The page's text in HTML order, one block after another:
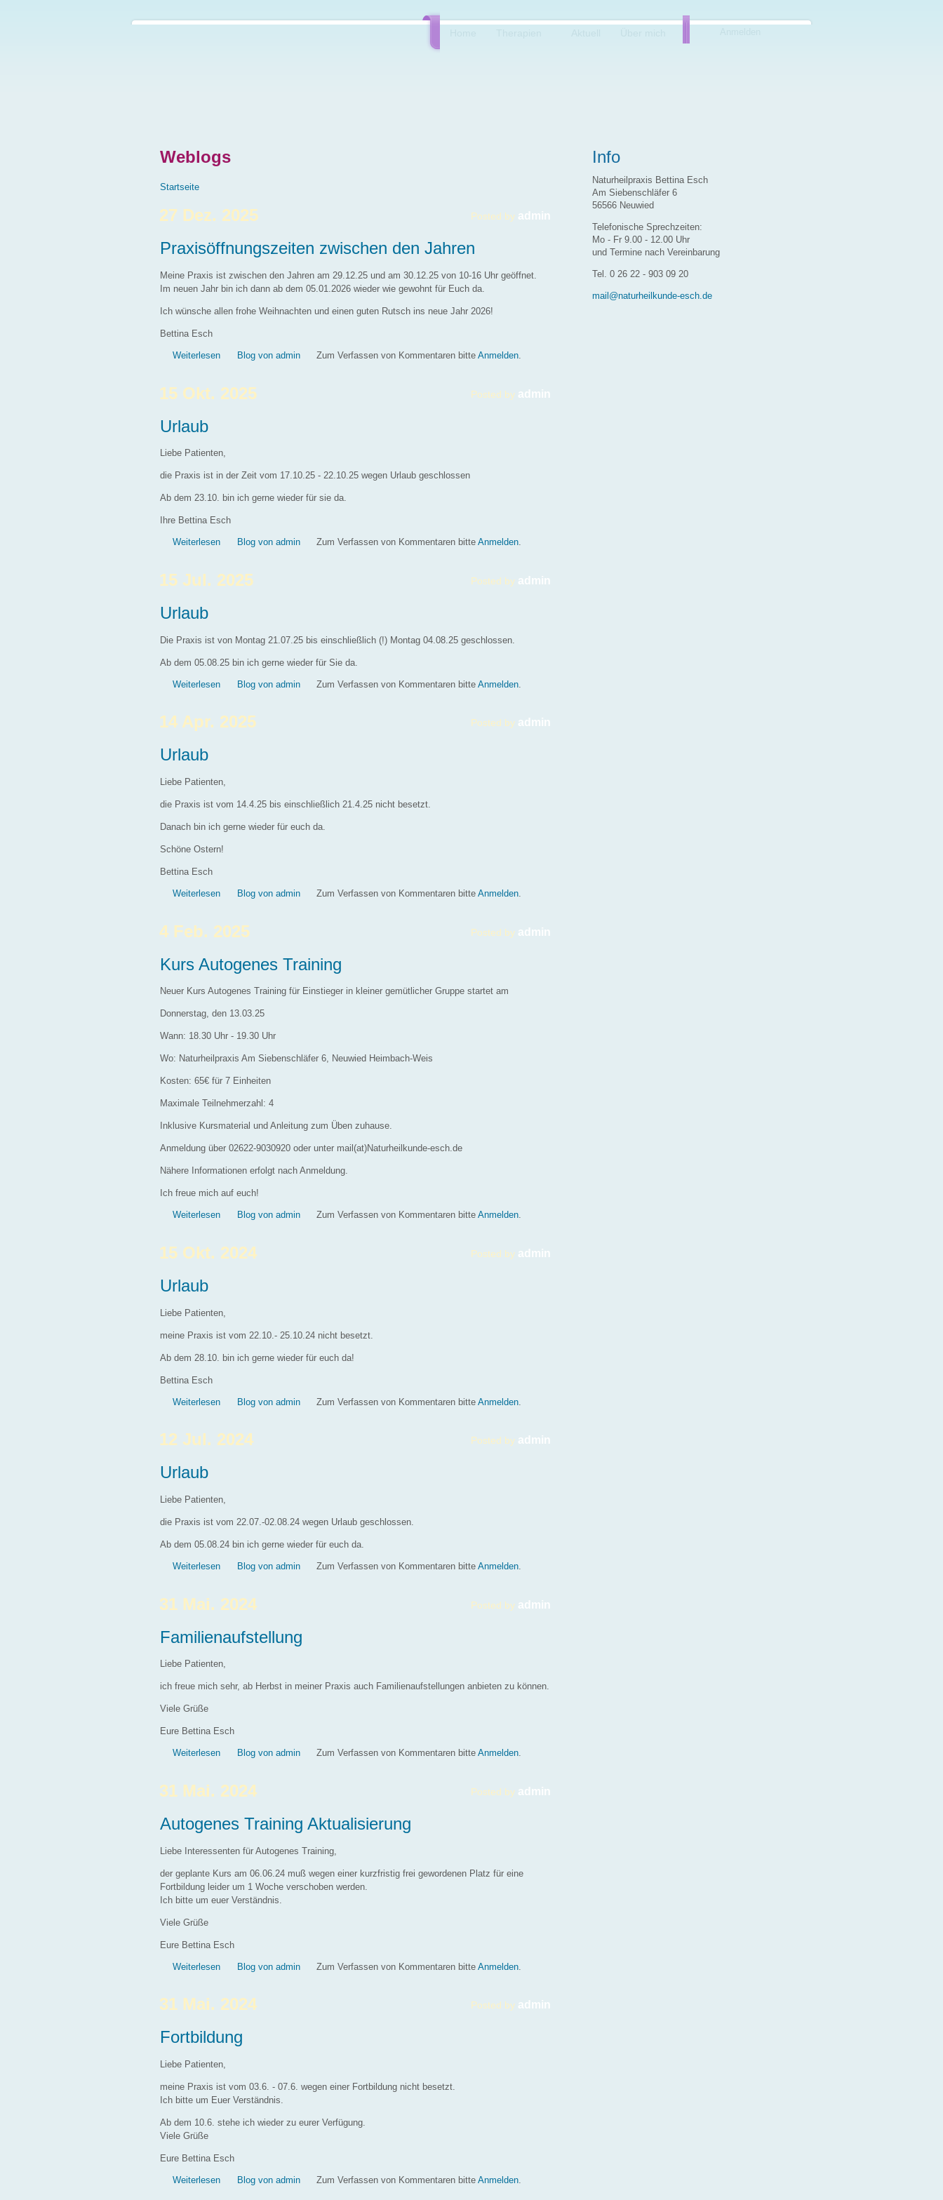
Weblogs
Sie sind hier
Startseite
27 Dez. 2025 Posted by admin
Praxisöffnungszeiten zwischen den Jahren
Meine Praxis ist zwischen den Jahren am 29.12.25 und am 30.12.25 von 10-16 Uhr geöffnet.
Im neuen Jahr bin ich dann ab dem 05.01.2026 wieder wie gewohnt für Euch da.
Ich wünsche allen frohe Weihnachten und einen guten Rutsch ins neue Jahr 2026!
Bettina Esch
Weiterlesen über Praxisöffnungszeiten zwischen den Jahren
Blog von admin Zum Verfassen von Kommentaren bitte Anmelden.
15 Okt. 2025 Posted by admin
Urlaub
Liebe Patienten,
die Praxis ist in der Zeit vom 17.10.25 - 22.10.25 wegen Urlaub geschlossen
Ab dem 23.10. bin ich gerne wieder für sie da.
Ihre Bettina Esch
Weiterlesen über Urlaub
Blog von admin Zum Verfassen von Kommentaren bitte Anmelden.
15 Jul. 2025 Posted by admin
Urlaub
Die Praxis ist von Montag 21.07.25 bis einschließlich (!) Montag 04.08.25 geschlossen.
Ab dem 05.08.25 bin ich gerne wieder für Sie da.
Weiterlesen über Urlaub
Blog von admin Zum Verfassen von Kommentaren bitte Anmelden
14 Apr. 2025 Posted by admin
Urlaub
Liebe Patienten,
die Praxis ist vom 14.4.25 bis einschließlich 21.4.25 nicht besetzt.
Danach bin ich gerne wieder für euch da.
Schöne Ostern!
Bettina Esch
Weiterlesen über Urlaub
Blog von admin Zum Verfassen von Kommentaren bitte Anmelden.
4 Feb. 2025 Posted by admin
Kurs Autogenes Training
Neuer Kurs Autogenes Training für Einstieger in kleiner gemütlicher Gruppe startet am
Donnerstag, den 13.03.25
Wann: 18.30 Uhr - 19.30 Uhr
Wo: Naturheilpraxis Am Siebenschläfer 6, Neuwied Heimbach-Weis
Kosten: 65€ für 7 Einheiten
Maximale Teilnehmerzahl: 4
Inklusive Kursmaterial und Anleitung zum Üben zuhause.
Anmeldung über 02622-9030920 oder unter mail(at)Naturheilkunde-esch.de
Nähere Informationen erfolgt nach Anmeldung.
Ich freue mich auf euch!
Weiterlesen über Kurs Autogenes Training
Blog von admin Zum Verfassen von Kommentaren bitte Anmelden.
15 Okt. 2024 Posted by admin
Urlaub
Liebe Patienten,
meine Praxis ist vom 22.10.- 25.10.24 nicht besetzt.
Ab dem 28.10. bin ich gerne wieder für euch da!
Bettina Esch
Weiterlesen über Urlaub
Blog von admin Zum Verfassen von Kommentaren bitte Anmelden
12 Jul. 2024 Posted by admin
Urlaub
Liebe Patienten,
die Praxis ist vom 22.07.-02.08.24 wegen Urlaub geschlossen.
Ab dem 05.08.24 bin ich gerne wieder für euch da.
Weiterlesen über Urlaub
Blog von admin Zum Verfassen von Kommentaren bitte Anmelden.
31 Mai. 2024 Posted by admin
Familienaufstellung
Liebe Patienten,
ich freue mich sehr, ab Herbst in meiner Praxis auch Familienaufstellungen anbieten zu können.
Viele Grüße
Eure Bettina Esch
Weiterlesen über Familienaufstellung
Blog von admin Zum Verfassen von Kommentaren bitte Anmelden.
31 Mai. 2024 Posted by admin
Autogenes Training Aktualisierung
Liebe Interessenten für Autogenes Training,
der geplante Kurs am 06.06.24 muß wegen einer kurzfristig frei gewordenen Platz für eine
Fortbildung leider um 1 Woche verschoben werden.
Ich bitte um euer Verständnis.
Viele Grüße
Eure Bettina Esch
Weiterlesen über Autogenes Training Aktualisierung
Blog von admin Zum Verfassen von Kommentaren bitte Anmelden
31 Mai. 2024 Posted by admin
Fortbildung
Liebe Patienten,
meine Praxis ist vom 03.6. - 07.6. wegen einer Fortbildung nicht besetzt.
Ich bitte um Euer Verständnis.
Ab dem 10.6. stehe ich wieder zu eurer Verfügung.
Viele Grüße
Eure Bettina Esch
Weiterlesen über Fortbildung
Blog von admin Zum Verfassen von Kommentaren bitte Anmelden
Info
Naturheilpraxis Bettina Esch
Am Siebenschläfer 6
56566 Neuwied
Telefonische Sprechzeiten:
Mo - Fr 9.00 - 12.00 Uhr
und Termine nach Vereinbarung
Tel. 0 26 22 - 903 09 20
mail@naturheilkunde-esch.de